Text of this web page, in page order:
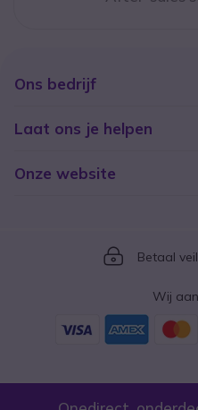
Ons bedrijf
Laat ons je helpen
Onze website
Icon
Betaal
Wij